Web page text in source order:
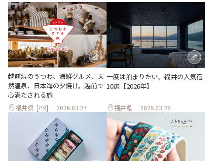
越前焼のうつわ、海鮮グルメ、天
然温泉、日本海の夕焼け。越前で
心満たされる旅
福井県 [PR] 2026.03.27
一度は泊まりたい、福井の人気宿
10選【2026年】
福井県 2026.03.26